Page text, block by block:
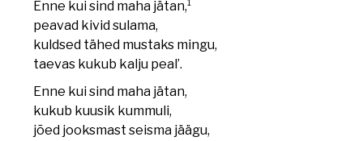
Enne kui sind maha jätan,
peavad kivid sulama,
kuldsed tähed mustaks mingu,
taevas kukub kalju peal’.
Enne kui sind maha jätan,
kukub kuusik kummuli,
jõed jooksmast seisma jäägu,